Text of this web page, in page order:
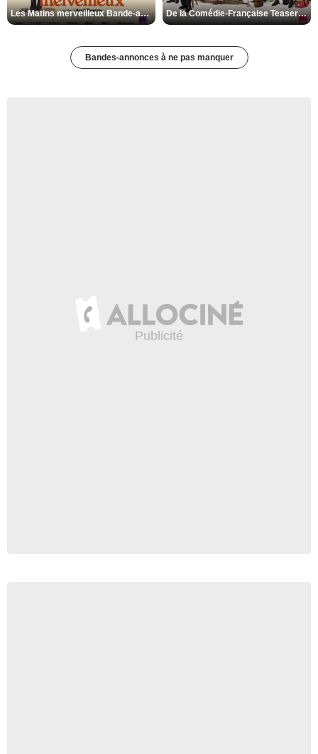
Les Matins merveilleux Bande-annonce VF De la Comédie-Française Teaser VF
Bandes-annonces à ne pas manquer